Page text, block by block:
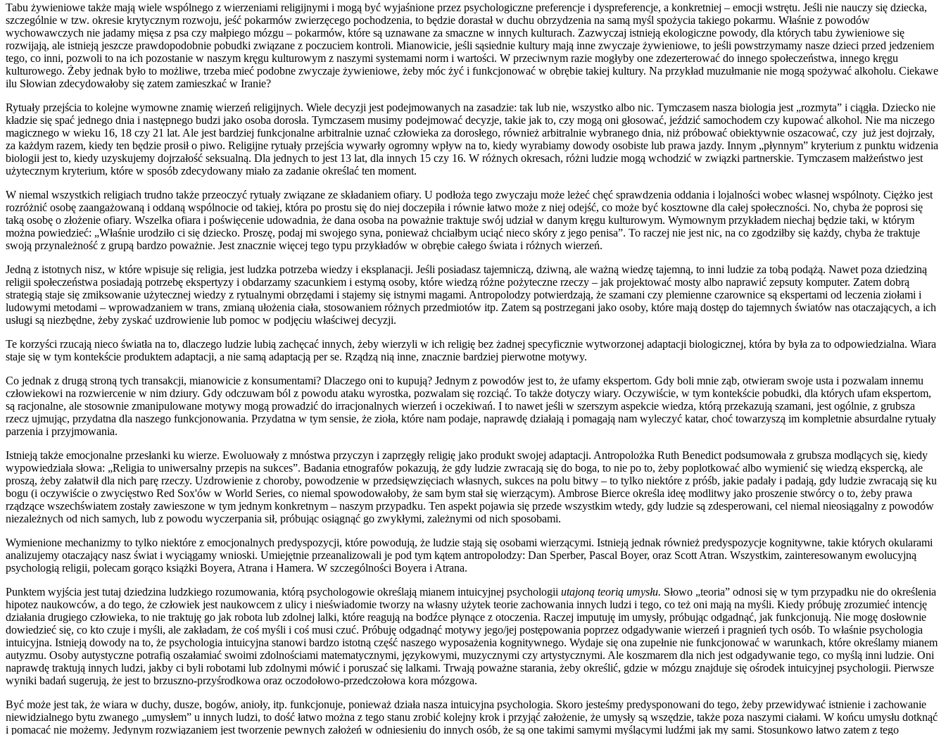
Tabu żywieniowe także mają wiele wspólnego z wierzeniami religijnymi i mogą być wyjaśnione przez psychologiczne preferencje i dyspreferencje, a konkretniej – emocji wstrętu. Jeśli nie nauczy się dziecka,
szczególnie w tzw. okresie krytycznym rozwoju, jeść pokarmów zwierzęcego pochodzenia, to będzie dorastał w duchu obrzydzenia na samą myśl spożycia takiego pokarmu. Właśnie z powodów
wychowawczych nie jadamy mięsa z psa czy małpiego mózgu – pokarmów, które są uznawane za smaczne w innych kulturach. Zazwyczaj istnieją ekologiczne powody, dla których tabu żywieniowe się
rozwijają, ale istnieją jeszcze prawdopodobnie pobudki związane z poczuciem kontroli. Mianowicie, jeśli sąsiednie kultury mają inne zwyczaje żywieniowe, to jeśli powstrzymamy nasze dzieci przed jedzeniem
tego, co inni, pozwoli to na ich pozostanie w naszym kręgu kulturowym z naszymi systemami norm i wartości. W przeciwnym razie mogłyby one zdezerterować do innego społeczeństwa, innego kręgu
kulturowego. Żeby jednak było to możliwe, trzeba mieć podobne zwyczaje żywieniowe, żeby móc żyć i funkcjonować w obrębie takiej kultury. Na przykład muzułmanie nie mogą spożywać alkoholu. Ciekawe
ilu Słowian zdecydowałoby się zatem zamieszkać w Iranie?
Rytuały przejścia to kolejne wymowne znamię wierzeń religijnych. Wiele decyzji jest podejmowanych na zasadzie: tak lub nie, wszystko albo nic. Tymczasem nasza biologia jest „rozmyta” i ciągła. Dziecko nie
kładzie się spać jednego dnia i następnego budzi jako osoba dorosła. Tymczasem musimy podejmować decyzje, takie jak to, czy mogą oni głosować, jeździć samochodem czy kupować alkohol. Nie ma niczego
magicznego w wieku 16, 18 czy 21 lat. Ale jest bardziej funkcjonalne arbitralnie uznać człowieka za dorosłego, również arbitralnie wybranego dnia, niż próbować obiektywnie oszacować, czy już jest dojrzały,
za każdym razem, kiedy ten będzie prosił o piwo. Religijne rytuały przejścia wywarły ogromny wpływ na to, kiedy wyrabiamy dowody osobiste lub prawa jazdy. Innym „płynnym” kryterium z punktu widzenia
biologii jest to, kiedy uzyskujemy dojrzałość seksualną. Dla jednych to jest 13 lat, dla innych 15 czy 16. W różnych okresach, różni ludzie mogą wchodzić w związki partnerskie. Tymczasem małżeństwo jest
użytecznym kryterium, które w sposób zdecydowany miało za zadanie określać ten moment.
W niemal wszystkich religiach trudno także przeoczyć rytuały związane ze składaniem ofiary. U podłoża tego zwyczaju może leżeć chęć sprawdzenia oddania i lojalności wobec własnej wspólnoty. Ciężko jest
rozróżnić osobę zaangażowaną i oddaną wspólnocie od takiej, która po prostu się do niej doczepiła i równie łatwo może z niej odejść, co może być kosztowne dla całej społeczności. No, chyba że poprosi się
taką osobę o złożenie ofiary. Wszelka ofiara i poświęcenie udowadnia, że dana osoba na poważnie traktuje swój udział w danym kręgu kulturowym. Wymownym przykładem niechaj będzie taki, w którym
można powiedzieć: „Właśnie urodziło ci się dziecko. Proszę, podaj mi swojego syna, ponieważ chciałbym uciąć nieco skóry z jego penisa”. To raczej nie jest nic, na co zgodziłby się każdy, chyba że traktuje
swoją przynależność z grupą bardzo poważnie. Jest znacznie więcej tego typu przykładów w obrębie całego świata i różnych wierzeń.
Jedną z istotnych nisz, w które wpisuje się religia, jest ludzka potrzeba wiedzy i eksplanacji. Jeśli posiadasz tajemniczą, dziwną, ale ważną wiedzę tajemną, to inni ludzie za tobą podążą. Nawet poza dziedziną
religii społeczeństwa posiadają potrzebę ekspertyzy i obdarzamy szacunkiem i estymą osoby, które wiedzą różne pożyteczne rzeczy – jak projektować mosty albo naprawić zepsuty komputer. Zatem dobrą
strategią staje się zmiksowanie użytecznej wiedzy z rytualnymi obrzędami i stajemy się istnymi magami. Antropolodzy potwierdzają, że szamani czy plemienne czarownice są ekspertami od leczenia ziołami i
ludowymi metodami – wprowadzaniem w trans, zmianą ułożenia ciała, stosowaniem różnych przedmiotów itp. Zatem są postrzegani jako osoby, które mają dostęp do tajemnych światów nas otaczających, a ich
usługi są niezbędne, żeby zyskać uzdrowienie lub pomoc w podjęciu właściwej decyzji.
Te korzyści rzucają nieco światła na to, dlaczego ludzie lubią zachęcać innych, żeby wierzyli w ich religię bez żadnej specyficznie wytworzonej adaptacji biologicznej, która by była za to odpowiedzialna. Wiara
staje się w tym kontekście produktem adaptacji, a nie samą adaptacją per se. Rządzą nią inne, znacznie bardziej pierwotne motywy.
Co jednak z drugą stroną tych transakcji, mianowicie z konsumentami? Dlaczego oni to kupują? Jednym z powodów jest to, że ufamy ekspertom. Gdy boli mnie ząb, otwieram swoje usta i pozwalam innemu
człowiekowi na rozwiercenie w nim dziury. Gdy odczuwam ból z powodu ataku wyrostka, pozwalam się rozciąć. To także dotyczy wiary. Oczywiście, w tym kontekście pobudki, dla których ufam ekspertom,
są racjonalne, ale stosownie zmanipulowane motywy mogą prowadzić do irracjonalnych wierzeń i oczekiwań. I to nawet jeśli w szerszym aspekcie wiedza, którą przekazują szamani, jest ogólnie, z grubsza
rzecz ujmując, przydatna dla naszego funkcjonowania. Przydatna w tym sensie, że zioła, które nam podaje, naprawdę działają i pomagają nam wyleczyć katar, choć towarzyszą im kompletnie absurdalne rytuały
parzenia i przyjmowania.
Istnieją także emocjonalne przesłanki ku wierze. Ewoluowały z mnóstwa przyczyn i zaprzęgły religię jako produkt swojej adaptacji. Antropolożka Ruth Benedict podsumowała z grubsza modlących się, kiedy
wypowiedziała słowa: „Religia to uniwersalny przepis na sukces”. Badania etnografów pokazują, że gdy ludzie zwracają się do boga, to nie po to, żeby poplotkować albo wymienić się wiedzą ekspercką, ale
proszą, żeby załatwił dla nich parę rzeczy. Uzdrowienie z choroby, powodzenie w przedsięwzięciach własnych, sukces na polu bitwy – to tylko niektóre z próśb, jakie padały i padają, gdy ludzie zwracają się ku
bogu (i oczywiście o zwycięstwo Red Sox'ów w World Series, co niemal spowodowałoby, że sam bym stał się wierzącym). Ambrose Bierce określa ideę modlitwy jako proszenie stwórcy o to, żeby prawa
rządzące wszechświatem zostały zawieszone w tym jednym konkretnym – naszym przypadku. Ten aspekt pojawia się przede wszystkim wtedy, gdy ludzie są zdesperowani, cel niemal nieosiągalny z powodów
niezależnych od nich samych, lub z powodu wyczerpania sił, próbując osiągnąć go zwykłymi, zależnymi od nich sposobami.
Wymienione mechanizmy to tylko niektóre z emocjonalnych predyspozycji, które powodują, że ludzie stają się osobami wierzącymi. Istnieją jednak również predyspozycje kognitywne, takie których okularami
analizujemy otaczający nasz świat i wyciągamy wnioski. Umiejętnie przeanalizowali je pod tym kątem antropolodzy: Dan Sperber, Pascal Boyer, oraz Scott Atran. Wszystkim, zainteresowanym ewolucyjną
psychologią religii, polecam gorąco książki Boyera, Atrana i Hamera. W szczególności Boyera i Atrana.
Punktem wyjścia jest tutaj dziedzina ludzkiego rozumowania, którą psychologowie określają mianem intuicyjnej psychologii utajoną teorią umysłu. Słowo „teoria” odnosi się w tym przypadku nie do określenia
hipotez naukowców, a do tego, że człowiek jest naukowcem z ulicy i nieświadomie tworzy na własny użytek teorie zachowania innych ludzi i tego, co też oni mają na myśli. Kiedy próbuję zrozumieć intencję
działania drugiego człowieka, to nie traktuję go jak robota lub zdolnej lalki, które reagują na bodźce płynące z otoczenia. Raczej imputuję im umysły, próbując odgadnąć, jak funkcjonują. Nie mogę dosłownie
dowiedzieć się, co kto czuje i myśli, ale zakładam, że coś myśli i coś musi czuć. Próbuję odgadnąć motywy jego/jej postępowania poprzez odgadywanie wierzeń i pragnień tych osób. To właśnie psychologia
intuicyjna. Istnieją dowody na to, że psychologia intuicyjna stanowi bardzo istotną część naszego wyposażenia kognitywnego. Wydaje się ona zupełnie nie funkcjonować w warunkach, które określamy mianem
autyzmu. Osoby autystyczne potrafią oszałamiać swoimi zdolnościami matematycznymi, językowymi, muzycznymi czy artystycznymi. Ale koszmarem dla nich jest odgadywanie tego, co myślą inni ludzie. Oni
naprawdę traktują innych ludzi, jakby ci byli robotami lub zdolnymi mówić i poruszać się lalkami. Trwają poważne starania, żeby określić, gdzie w mózgu znajduje się ośrodek intuicyjnej psychologii. Pierwsze
wyniki badań sugerują, że jest to brzuszno-przyśrodkowa oraz oczodołowo-przedczołowa kora mózgowa.
Być może jest tak, że wiara w duchy, dusze, bogów, anioły, itp. funkcjonuje, ponieważ działa nasza intuicyjna psychologia. Skoro jesteśmy predysponowani do tego, żeby przewidywać istnienie i zachowanie
niewidzialnego bytu zwanego „umysłem” u innych ludzi, to dość łatwo można z tego stanu zrobić kolejny krok i przyjąć założenie, że umysły są wszędzie, także poza naszymi ciałami. W końcu umysłu dotknąć
i pomacać nie możemy. Jedynym rozwiązaniem jest tworzenie pewnych założeń w odniesieniu do innych osób, że są one takimi samymi myślącymi ludźmi jak my sami. Stosunkowo łatwo zatem z tego